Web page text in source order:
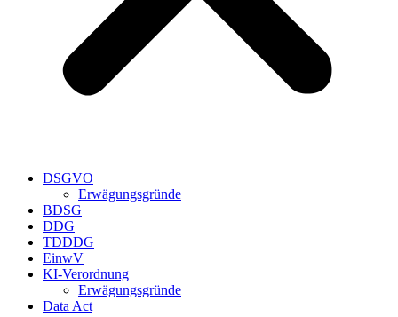
DSGVO
Erwägungsgründe
BDSG
DDG
TDDDG
EinwV
KI-Verordnung
Erwägungsgründe
Data Act